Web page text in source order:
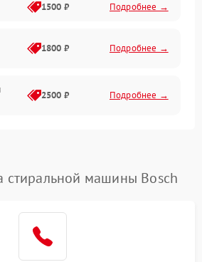
1500 ₽ Подробнее →
1800 ₽ Подробнее →
2500 ₽ Подробнее →
Подробнее →
стиральной машины Bosch